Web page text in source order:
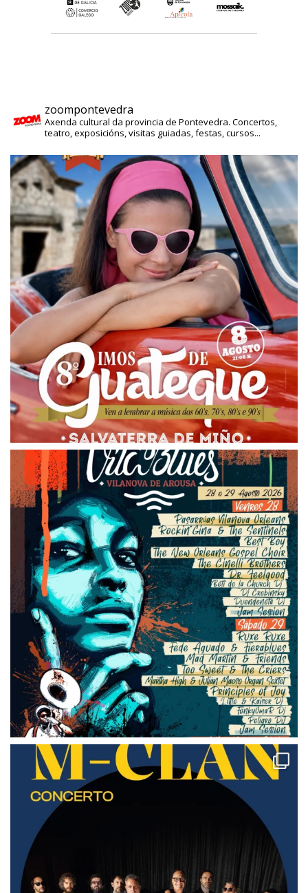
zoompontevedra
Axenda cultural da provincia de Pontevedra. Concertos,
teatro, exposicións, visitas guiadas, festas, cursos...